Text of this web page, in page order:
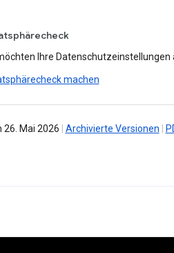
Ihre Datenschutzeinstellungen
machen
26. Mai 2026 Archivierte Versionen